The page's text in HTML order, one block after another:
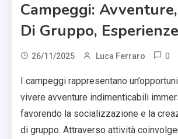
Campeggi:
Di Gruppo,
26/11/2025 Luca Ferraro 0
I campeggi rappresentano
vivere avventure indimenticabili
favorendo la socializzazione e la
di gruppo. Attraverso attività